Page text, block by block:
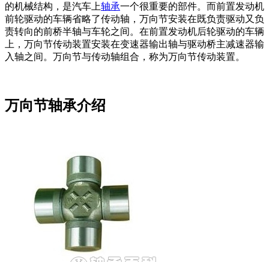
的机械结构，是汽车上轴承一个很重要的部件。而前置发动机
前轮驱动的车辆省略了传动轴，万向节安装在既负责驱动又负
责转向的前桥半轴与车轮之间。在前置发动机后轮驱动的车辆
上，万向节传动装置安装在变速器输出轴与驱动桥主减速器输
入轴之间。万向节与传动轴组合，称为万向节传动装置。
万向节轴承介绍